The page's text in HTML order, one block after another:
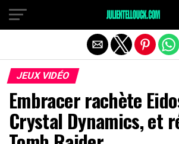
JEUX VIDÉO
Embracer rachète
Crystal Dynamics, et